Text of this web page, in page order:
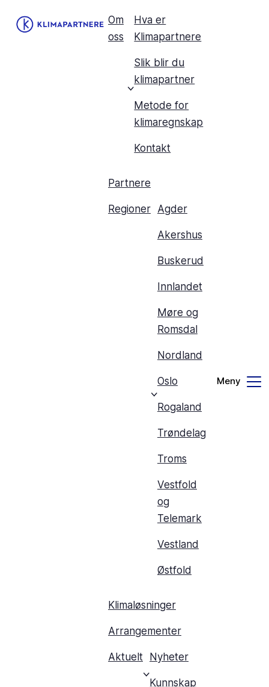
Om
oss
Hva er
Klimapartnere
Slik blir du
klimapartner
Metode for
klimaregnskap
Kontakt
Partnere
Regioner Agder
Akershus
Buskerud
Innlandet
Møre og
Romsdal
Nordland
Oslo
Rogaland
Trøndelag
Troms
Vestfold
og
Telemark
Vestland
Østfold
Klimaløsninger
Arrangementer
Aktuelt Nyheter
Kunnskap